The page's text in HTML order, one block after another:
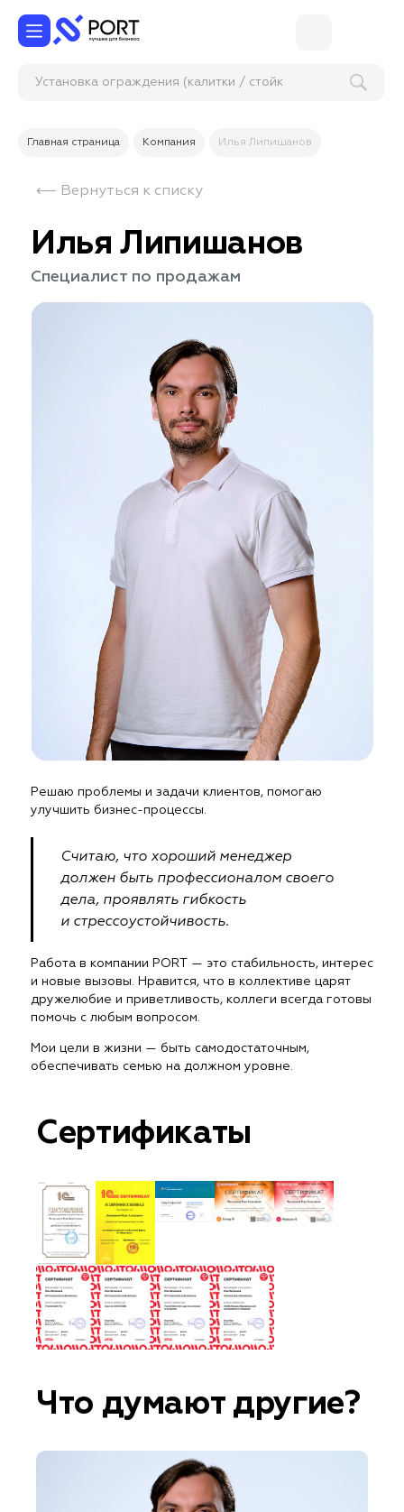
Установка ограждения (калитки
Главная страница Компания Илья Липишанов
⟵ Вернуться к списку
Илья Липишанов
Специалист по продажам
Решаю проблемы и задачи клиентов, помогаю
улучшить бизнес-процессы.
Считаю, что хороший менеджер
должен быть профессионалом своего
дела, проявлять гибкость
и стрессоустойчивость.
Работа в компании PORT — это стабильность, интерес
и новые вызовы. Нравится, что в коллективе царят
дружелюбие и приветливость, коллеги всегда готовы
помочь с любым вопросом.
Мои цели в жизни — быть самодостаточным,
обеспечивать семью на должном уровне.
Сертификаты
Что думают другие?